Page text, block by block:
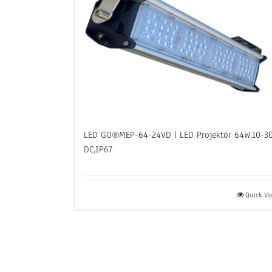
LED GO®MEP-64-24VD | LED Projektör 64W,10-
DC,IP67
Quick